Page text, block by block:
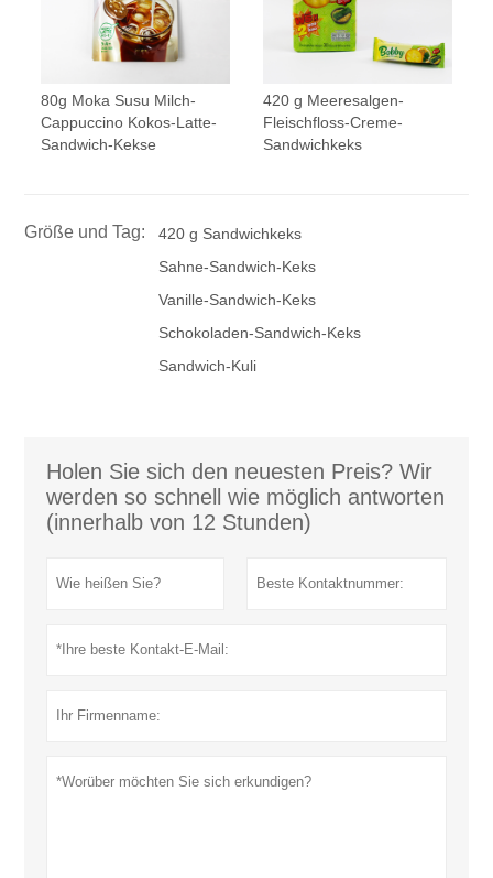
80g Moka Susu Milch-
Cappuccino Kokos-Latte-
Sandwich-Kekse
420 g Meeresalgen-
Fleischfloss-Creme-
Sandwichkeks
Größe und Tag:
420 g Sandwichkeks
Sahne-Sandwich-Keks
Vanille-Sandwich-Keks
Schokoladen-Sandwich-Keks
Sandwich-Kuli
Holen Sie sich den neuesten Preis? Wir
werden so schnell wie möglich antworten
(innerhalb von 12 Stunden)